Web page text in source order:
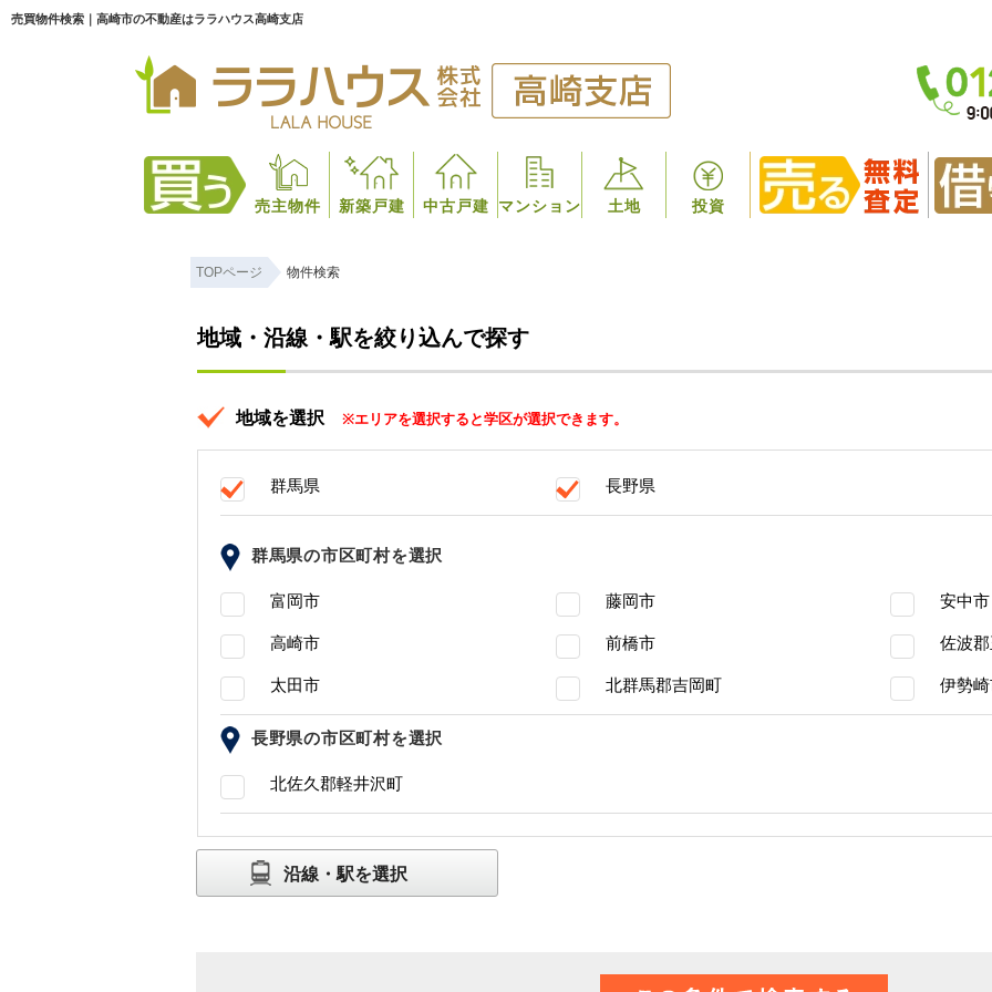
売買物件検索｜高崎市の不動産はララハウス高崎支店
売主物件 新築戸建 中古戸建 マンション 土地 投資
TOPページ 物件検索
地域・沿線・駅を絞り込んで探す
地域を選択 ※エリアを選択すると学区が選択できます。
群馬県 長野県
群馬県の市区町村を選択
富岡市 藤岡市 安中市
高崎市 前橋市 佐波郡
太田市 北群馬郡吉岡町 伊勢崎
長野県の市区町村を選択
北佐久郡軽井沢町
沿線・駅を選択